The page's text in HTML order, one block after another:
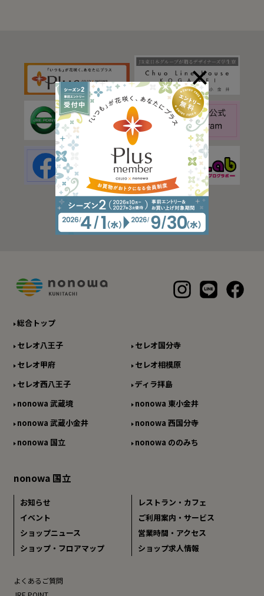
総合トップ
セレオ八王子
セレオ国分寺
セレオ甲府
セレオ相模原
セレオ西八王子
ディラ拝島
nonowa 武蔵境
nonowa 東小金井
nonowa 武蔵小金井
nonowa 西国分寺
nonowa 国立
nonowa ののみち
nonowa 国立
お知らせ
イベント
ショップニュース
ショップ・フロアマップ
レストラン・カフェ
ご利用案内・サービス
営業時間・アクセス
ショップ求人情報
よくあるご質問